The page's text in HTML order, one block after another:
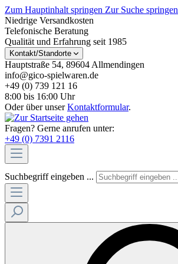
Zum Hauptinhalt springen Zur Suche springen
Niedrige Versandkosten
Telefonische Beratung
Qualität und Erfahrung seit 1985
Kontakt/Standorte
Hauptstraße 54, 89604 Allmendingen
info@gico-spielwaren.de
+49 (0) 739 121 16
8:00 bis 16:00 Uhr
Oder über unserKontaktformular.
Fragen? Gerne anrufen unter:
+49 (0) 7391 2116
Suchbegriff eingeben ...